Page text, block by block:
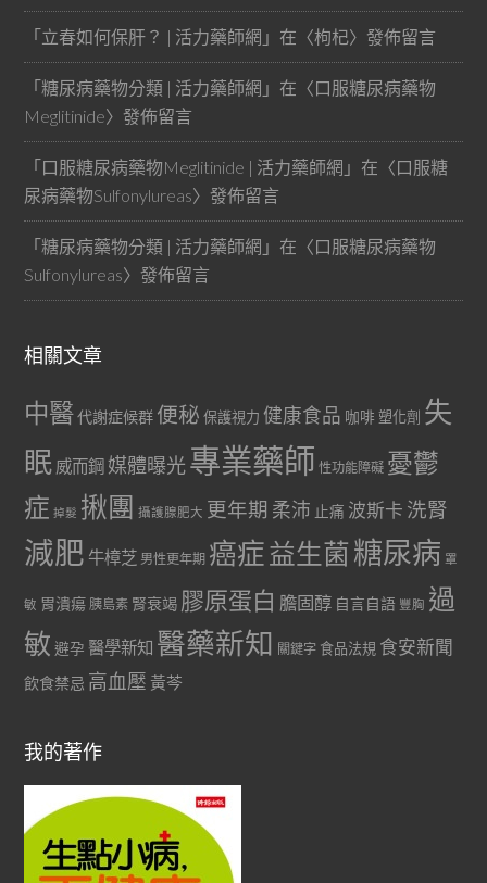
「立春如何保肝？ | 活力藥師網 」在〈枸杞〉發佈留言
「糖尿病藥物分類 | 活力藥師網 」在〈口服糖尿病藥物
Meglitinide〉發佈留言
「口服糖尿病藥物Meglitinide | 活力藥師網 」在〈口服糖
尿病藥物Sulfonylureas〉發佈留言
「糖尿病藥物分類 | 活力藥師網 」在〈口服糖尿病藥物
Sulfonylureas〉發佈留言
相關文章
中醫代謝症候群 便秘 保護視力 健康食品 咖啡 塑化劑 失
眠 威而鋼 媒體曝光專業藥師 性功能障礙 憂鬱
症 掉髮 揪團 攝護腺肥大 更年期 柔沛 止痛 波斯卡 洗腎
減肥 牛樟芝 男性更年期 癌症益生菌 糖尿病 罩
敏 胃潰瘍 胰島素 腎衰竭 膠原蛋白 膽固醇 自言自語 豐胸 過
敏 避孕 醫學新知 醫藥新知 關鍵字 食品法規 食安新聞
飲食禁忌 高血壓 黃芩
我的著作